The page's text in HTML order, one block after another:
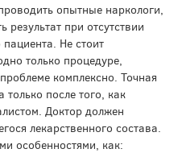
опытные наркологи,
результат при отсутствии
Не стоит
только процедуре,
комплексно. Точная
только после того, как
Доктор должен
лекарственного состава.
особенностями, как: